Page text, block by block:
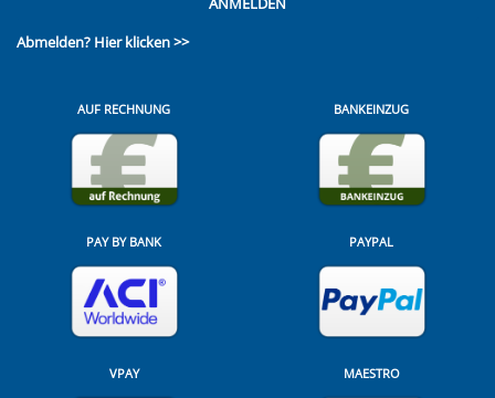
Abmelden? Hier klicken >>
AUF RECHNUNG BANKEINZUG
PAY BY BANK PAYPAL
VPAY MAESTRO